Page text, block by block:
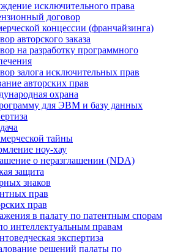
исключительного права
договор
концессии (франчайзинга)
авторского заказа
на разработку программного
залога исключительных прав
авторских прав
охрана
для ЭВМ и базу данных
тайны
ноу-хау
о неразглашении (NDA)
защита
знаков
прав
прав
в палату по патентным спорам
интеллектуальным правам
экспертиза
решений палаты по